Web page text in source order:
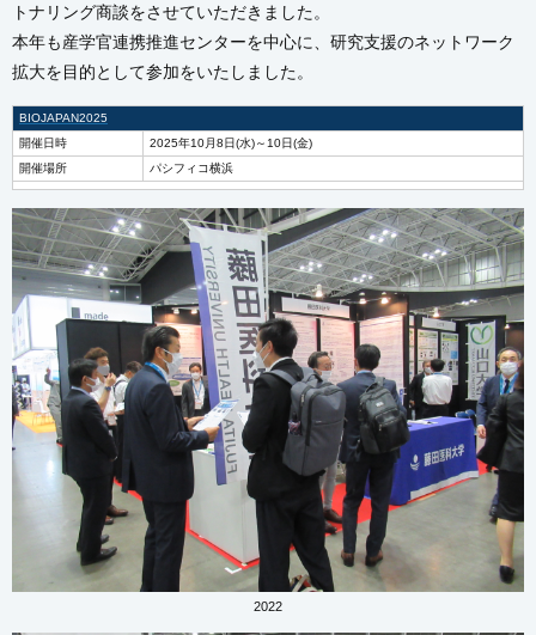
トナリング商談をさせていただきました。
本年も産学官連携推進センターを中心に、研究支援のネットワーク
拡大を目的として参加をいたしました。
BIOJAPAN2025
開催日時
2025年10月8日(水)～10日(金)
開催場所
パシフィコ横浜
2022